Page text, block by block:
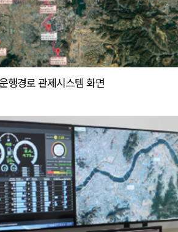
행경로 관제시스템 화면